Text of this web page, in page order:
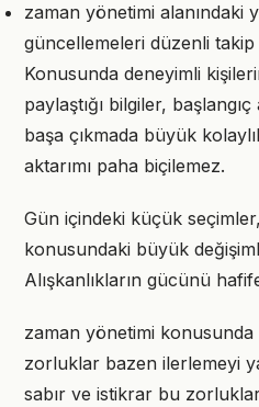
zaman yönetimi alanındaki
güncellemeleri düzenli
Konusunda deneyimli
paylaştığı bilgiler,
başa çıkmada büyük
aktarımı paha biçilemez.
Gün içindeki küçük
konusundaki büyük
Alışkanlıkların gücünü
zaman yönetimi konusunda
zorluklar bazen ilerlemeyi
sabır ve istikrar bu